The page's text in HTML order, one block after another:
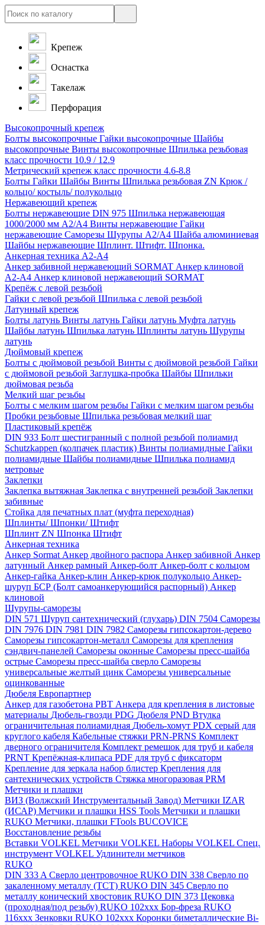
Крепеж
Оснастка
Такелаж
Перфорация
Высокопрочный крепеж
Болты высокопрочные Гайки высокопрочные Шайбы
высокопрочные Винты высокопрочные Шпилька резьбовая
класс прочности 10.9 / 12.9
Метрический крепеж класс прочности 4.6-8.8
Болты Гайки Шайбы Винты Шпилька резьбовая ZN Крюк /
кольцо/ костыль/ полукольцо
Нержавеющий крепеж
Болты нержавеющие DIN 975 Шпилька нержавеющая
1000/2000 мм А2/А4 Винты нержавеющие Гайки
нержавеющие Саморезы Шурупы А2/А4 Шайба алюминиевая
Шайбы нержавеющие Шплинт. Штифт. Шпонка.
Анкерная техника А2-А4
Анкер забивной нержавеющий SORMAT Анкер клиновой
A2-A4 Анкер клиновой нержавеющий SORMAT
Крепёж с левой резьбой
Гайки с левой резьбой Шпилька с левой резьбой
Латунный крепеж
Болты латунь Винты латунь Гайки латунь Муфта латунь
Шайбы латунь Шпилька латунь Шплинты латунь Шурупы
латунь
Дюймовый крепеж
Болты с дюймовой резьбой Винты с дюймовой резьбой Гайки
с дюймовой резьбой Заглушка-пробка Шайбы Шпильки
дюймовая резьба
Мелкий шаг резьбы
Болты с мелким шагом резьбы Гайки с мелким шагом резьбы
Пробки резьбовые Шпилька резьбовая мелкий шаг
Пластиковый крепёж
DIN 933 Болт шестигранный с полной резьбой полиамид
Schutzkappen (колпачек пластик) Винты полиамидные Гайки
полиамидные Шайбы полиамидные Шпилька полиамид
метровые
Заклепки
Заклепка вытяжная Заклепка с внутренней резьбой Заклепки
забивные
Стойка для печатных плат (муфта переходная)
Шплинты/ Шпонки/ Штифт
Шплинт ZN Шпонка Штифт
Анкерная техника
Анкер Sormat Анкер двойного распора Анкер забивной Анкер
латунный Анкер рамный Анкер-болт Анкер-болт с кольцом
Анкер-гайка Анкер-клин Анкер-крюк полукольцо Анкер-
шуруп БСР (Болт самоанкерующийся распорный) Анкер
клиновой
Шурупы-саморезы
DIN 571 Шуруп сантехнический (глухарь) DIN 7504 Саморезы
DIN 7976 DIN 7981 DIN 7982 Саморезы гипсокартон-дерево
Саморезы гипсокартон-металл Саморезы для крепления
сэндвич-панелей Саморезы оконные Саморезы пресс-шайба
острые Саморезы пресс-шайба сверло Саморезы
универсальные желтый цинк Саморезы универсальные
оцинкованные
Дюбеля Европартнер
Анкер для газобетона PBT Анкера для крепления в листовые
материалы Дюбель-гвозди PDG Дюбеля PND Втулка
ограничительная полиамидная Дюбель-хомут PDX серый для
круглого кабеля Кабельные стяжки PRN-PRNS Комплект
дверного ограничителя Комплект ремешок для труб и кабеля
PRNT Крепёжная-клипаса PDF для труб с фиксаторм
Крепление для зеркала набор блистер Крепления для
сантехнических устройств Стяжка многоразовая PRM
Метчики и плашки
ВИЗ (Волжский Инструментальный Завод) Метчики IZAR
(ИСАР) Метчики и плашки HSS Tools Метчики и плашки
RUKO Метчики, плашки FTools BUCOVICE
Восстановление резьбы
Вставки VOLKEL Метчики VOLKEL Наборы VOLKEL Спец.
инструмент VOLKEL Удлинители метчиков
RUKO
DIN 333 A Сверло центровочное RUKO DIN 338 Сверло по
закаленному металлу (ТСТ) RUKO DIN 345 Сверло по
металлу конический хвостовик RUKO DIN 373 Цековка
(проходная/под резьбу) RUKO 102xxx Бор-фреза RUKO
116xxx Зенковки RUKO 102xxx Коронки биметаллические Bi-